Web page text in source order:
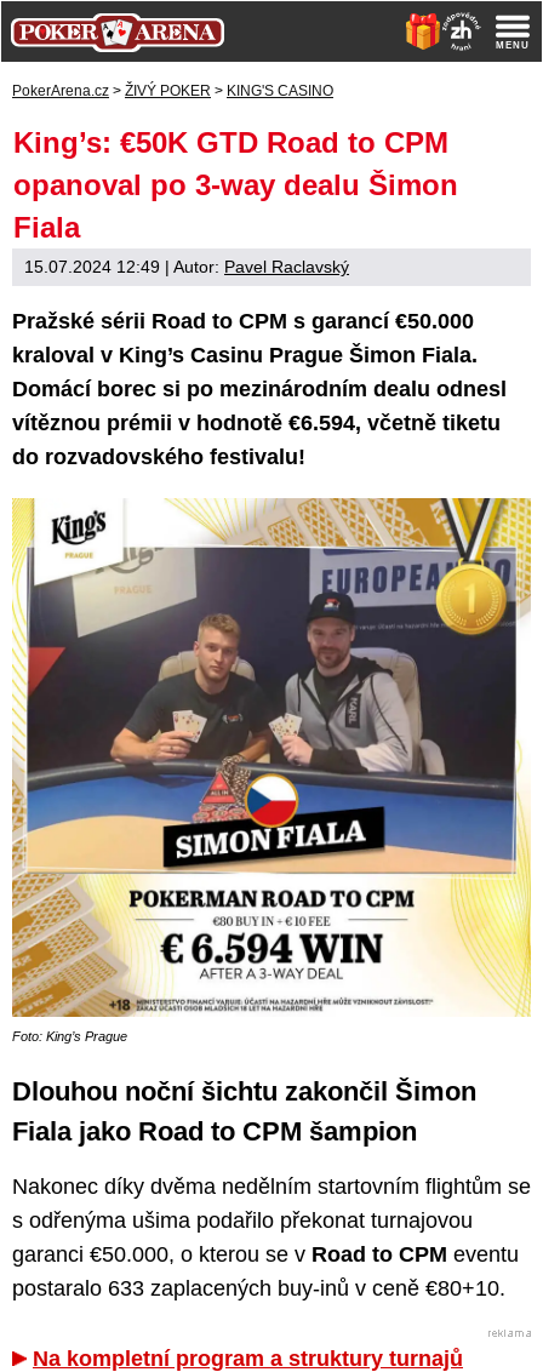
PokerArena.cz > ŽIVÝ POKER > KING'S CASINO
King’s: €50K GTD Road to CPM
opanoval po 3-way dealu Šimon
Fiala
15.07.2024 12:49 | Autor: Pavel Raclavský
Pražské sérii Road to CPM s garancí €50.000
kraloval v King’s Casinu Prague Šimon Fiala.
Domácí borec si po mezinárodním dealu odnesl
vítěznou prémii v hodnotě €6.594, včetně tiketu
do rozvadovského festivalu!
Foto: King’s Prague
Dlouhou noční šichtu zakončil Šimon
Fiala jako Road to CPM šampion
Nakonec díky dvěma nedělním startovním flightům se
s odřenýma ušima podařilo překonat turnajovou
garanci €50.000, o kterou se v Road to CPM eventu
postaralo 633 zaplacených buy-inů v ceně €80+10.
Na kompletní program a struktury turnajů